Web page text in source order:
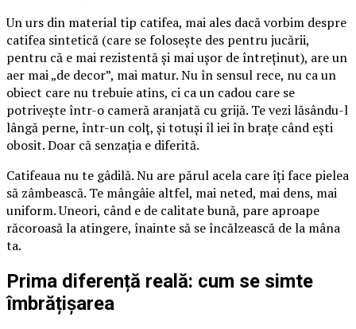
Un urs din material tip catifea, mai ales dacă vorbim despre
catifea sintetică (care se folosește des pentru jucării,
pentru că e mai rezistentă și mai ușor de întreținut), are un
aer mai „de decor”, mai matur. Nu în sensul rece, nu ca un
obiect care nu trebuie atins, ci ca un cadou care se
potrivește într-o cameră aranjată cu grijă. Te vezi lăsându-l
lângă perne, într-un colț, și totuși îl iei în brațe când ești
obosit. Doar că senzația e diferită.
Catifeaua nu te gâdilă. Nu are părul acela care îți face pielea
să zâmbească. Te mângâie altfel, mai neted, mai dens, mai
uniform. Uneori, când e de calitate bună, pare aproape
răcoroasă la atingere, înainte să se încălzească de la mâna
ta.
Prima diferență reală: cum se simte
îmbrățișarea